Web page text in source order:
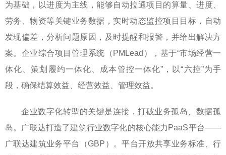
为基础，以进度为主线，能够自动拉通项目的算量、进度、
劳务、物资等关键业务数据，实时动态监控项目目标，自动
发现偏差，分析问题原因，及时提醒和报警，并给出解决方
案。企业综合项目管理系统（PMLead），基于“市场经营一
体化、策划履约一体化、成本管控一体化”，以“六控”为手
段，确保结算效益、经营效益、管理效益。
企业数字化转型的关键是连接，打破业务孤岛、数据孤
岛。广联达打造了建筑行业数字化的核心能力PaaS平台——
广联达建筑业务平台（GBP）。平台开放共享业务标准、行